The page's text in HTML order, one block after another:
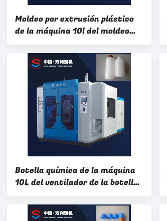
Moldeo por extrusión plástico
de la máquina 10l del moldeo
por insuflación de aire
comprimido de la caja de la
estación doble médica
Botella química de la máquina
10L del ventilador de la botella
de la capa del HDPE de la
máquina multi del moldeo por
insuflación de aire comprimido